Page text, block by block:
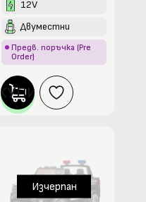
12V
Двуместни
Предв. поръчка (Pre
Order)
КУПИ
Изчерпан